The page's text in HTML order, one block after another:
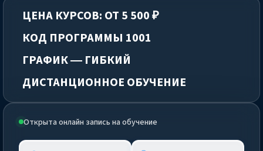
Открыта онлайн запись на обучение
ЦЕНА КУРСОВ: ОТ 5 500 ₽
КОД ПРОГРАММЫ 1001
ГРАФИК — ГИБКИЙ
ДИСТАНЦИОННОЕ ОБУЧЕНИЕ